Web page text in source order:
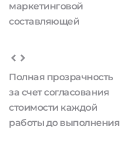
маркетинговой
составляющей
Полная прозрачность
за счет согласования
стоимости каждой
работы до выполнения